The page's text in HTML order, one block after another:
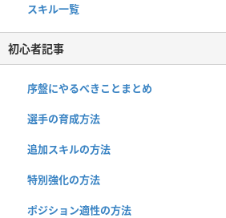
スキル一覧
初心者記事
序盤にやるべきことまとめ
選手の育成方法
追加スキルの方法
特別強化の方法
ポジション適性の方法